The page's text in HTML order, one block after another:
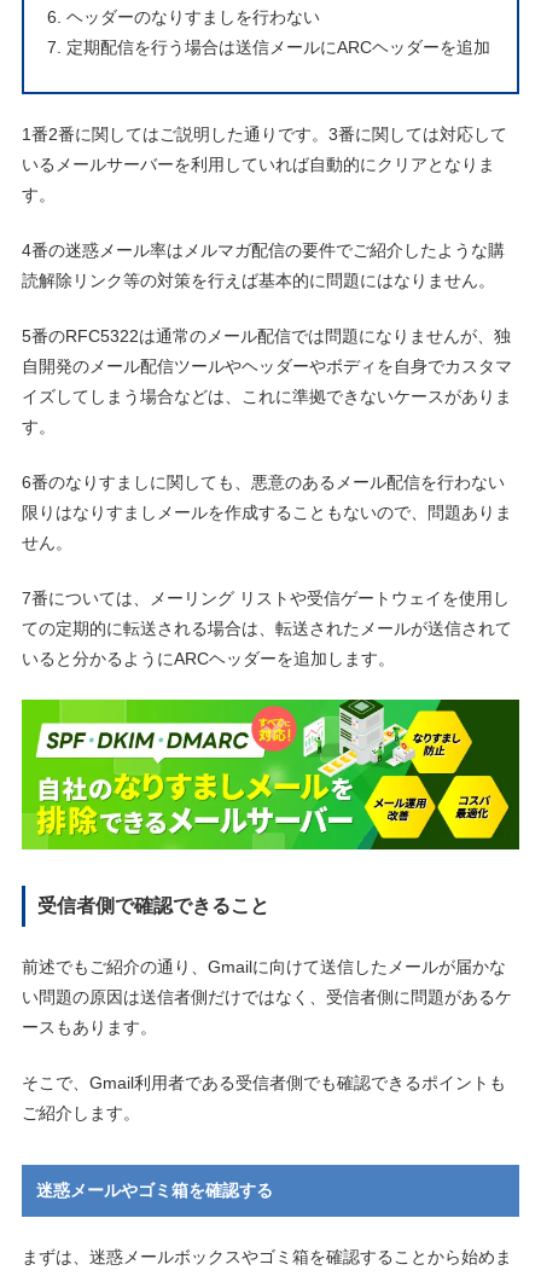
ヘッダーのなりすましを行わない
定期配信を行う場合は送信メールにARCヘッダーを追加
1番2番に関してはご説明した通りです。3番に関しては対応して
いるメールサーバーを利用していれば自動的にクリアとなりま
す。
4番の迷惑メール率はメルマガ配信の要件でご紹介したような購
読解除リンク等の対策を行えば基本的に問題にはなりません。
5番のRFC5322は通常のメール配信では問題になりませんが、独
自開発のメール配信ツールやヘッダーやボディを自身でカスタマ
イズしてしまう場合などは、これに準拠できないケースがありま
す。
6番のなりすましに関しても、悪意のあるメール配信を行わない
限りはなりすましメールを作成することもないので、問題ありま
せん。
7番については、メーリング リストや受信ゲートウェイを使用し
ての定期的に転送される場合は、転送されたメールが送信されて
いると分かるようにARCヘッダーを追加します。
受信者側で確認できること
前述でもご紹介の通り、Gmailに向けて送信したメールが届かな
い問題の原因は送信者側だけではなく、受信者側に問題があるケ
ースもあります。
そこで、Gmail利用者である受信者側でも確認できるポイントも
ご紹介します。
迷惑メールやゴミ箱を確認する
まずは、迷惑メールボックスやゴミ箱を確認することから始めま